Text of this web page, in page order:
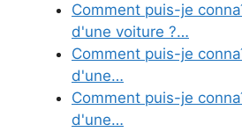
Comment puis-je
d'une voiture ?…
Comment puis-je
d'une…
Comment puis-je
d'une…